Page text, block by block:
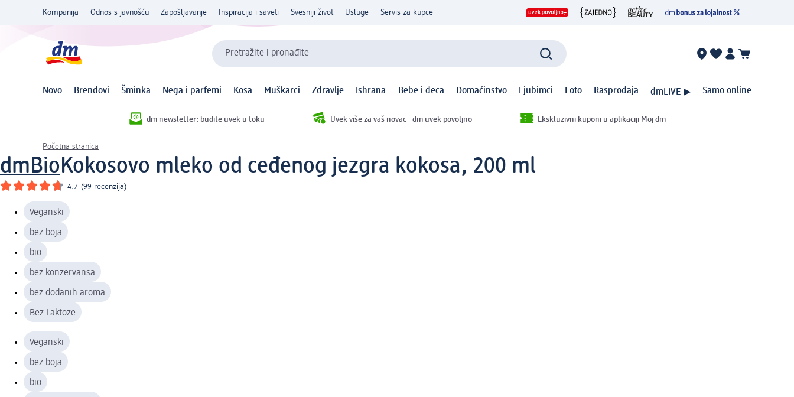
Kompanija Odnos s javnošću Zapošljavanje Inspiracija i saveti Svesniji život Usluge Servis za kupce
Pretražite i pronađite
Novo Brendovi Šminka Nega i parfemi Kosa Muškarci Zdravlje Ishrana Bebe i deca Domaćinstvo Ljubimci Foto Rasprodaja dmLIVE ▶ Samo online
dm newsletter: budite uvek u toku Uvek više za vaš novac - dm uvek povoljno Ekskluzivni kuponi u aplikaciji Moj dm
Početna stranica
dmBioKokosovo mleko od ceđenog jezgra kokosa, 200 ml
4.7 (99 recenzija)
Veganski
bez boja
bio
bez konzervansa
bez dodanih aroma
Bez Laktoze
Veganski
bez boja
bio